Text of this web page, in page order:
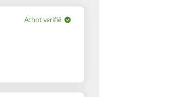
avis
Achat verifié